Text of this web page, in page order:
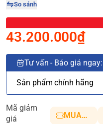
So sánh
43.200.000₫
Tư vấn - Báo giá
Sản phẩm chính hãng
Mã giảm
giá
MUANHANH01